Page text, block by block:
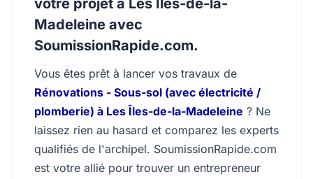
votre projet à Les Îles-de-la-
Madeleine avec
SoumissionRapide.com.
Vous êtes prêt à lancer vos travaux de
Rénovations - Sous-sol (avec électricité /
plomberie) à Les Îles-de-la-Madeleine ? Ne
laissez rien au hasard et comparez les experts
qualifiés de l'archipel. SoumissionRapide.com
est votre allié pour trouver un entrepreneur